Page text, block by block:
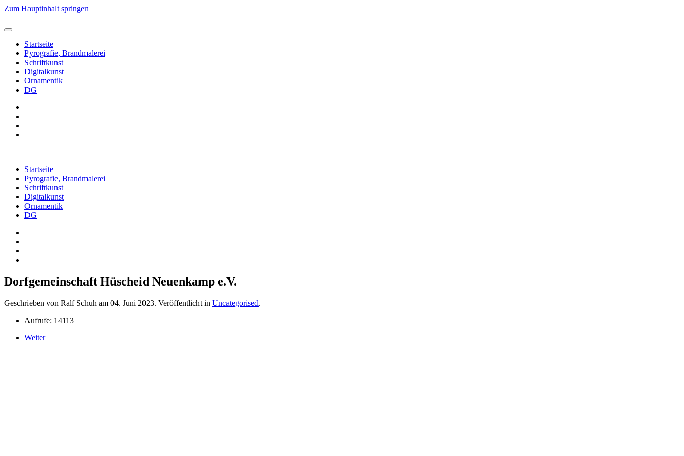
Zum Hauptinhalt springen
Startseite
Pyrografie, Brandmalerei
Schriftkunst
Digitalkunst
Ornamentik
DG
Startseite
Pyrografie, Brandmalerei
Schriftkunst
Digitalkunst
Ornamentik
DG
Dorfgemeinschaft Hüscheid Neuenkamp e.V.
Geschrieben von Ralf Schuh am 04. Juni 2023. Veröffentlicht in Uncategorised.
Aufrufe: 14113
Weiter